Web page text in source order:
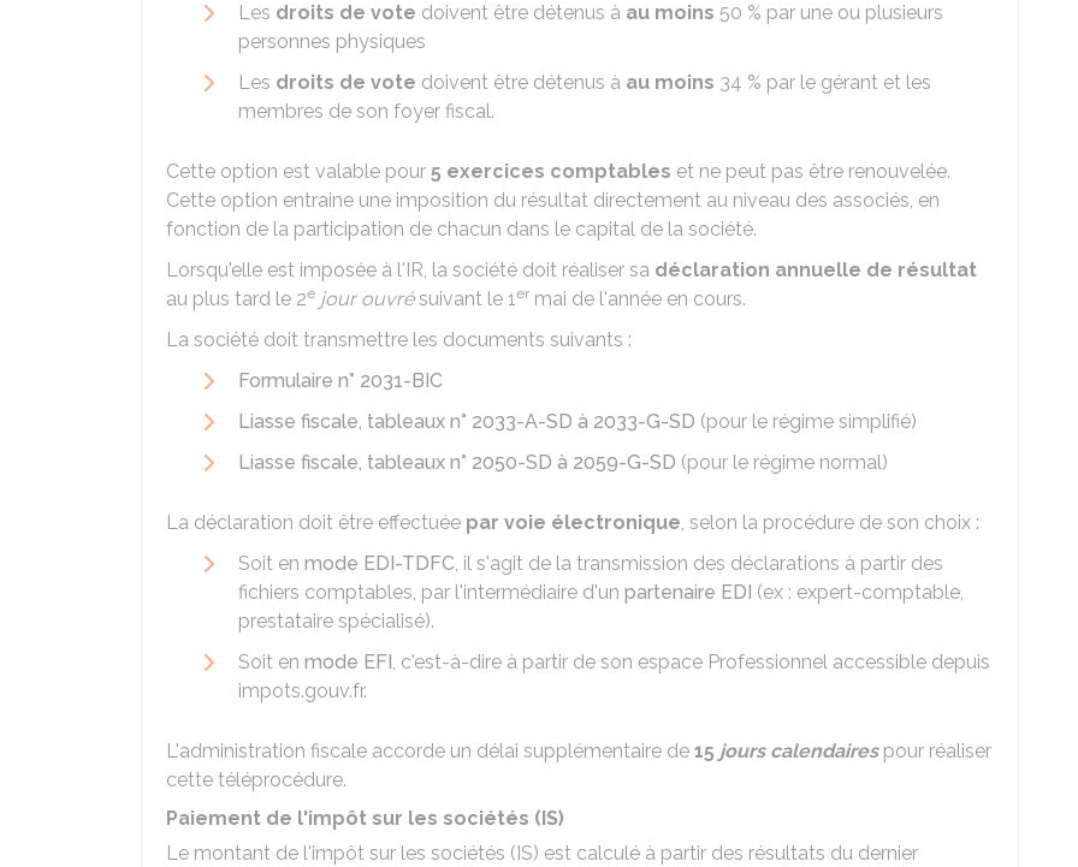
Les droits de vote doivent être détenus à au moins 50 % par une ou plusieurs
personnes physiques
Les droits de vote doivent être détenus à au moins 34 % par le gérant et les
membres de son foyer fiscal.
Cette option est valable pour 5 exercices comptables et ne peut pas être renouvelée.
Cette option entraine une imposition du résultat directement au niveau des associés, en
fonction de la participation de chacun dans le capital de la société.
Lorsqu'elle est imposée à l'IR, la société doit réaliser sa déclaration annuelle de résultat
au plus tard le 2e jour ouvrésuivant le 1er mai de l'année en cours.
La société doit transmettre les documents suivants :
Formulaire n° 2031-BIC
Liasse fiscale, tableaux n° 2033-A-SD à 2033-G-SD (pour le régime simplifié)
Liasse fiscale, tableaux n° 2050-SD à 2059-G-SD (pour le régime normal)
La déclaration doit être effectuée par voie électronique, selon la procédure de son choix :
Soit en mode EDI-TDFC, il s'agit de la transmission des déclarations à partir des
fichiers comptables, par l'intermédiaire d'un partenaire EDI (ex : expert-comptable,
prestataire spécialisé).
Soit en mode EFI, c'est-à-dire à partir de son espace Professionnel accessible depuis
impots.gouv.fr.
L'administration fiscale accorde un délai supplémentaire de 15 jours calendaires pour réaliser
cette téléprocédure.
Paiement de l'impôt sur les sociétés (IS)
Le montant de l'impôt sur les sociétés (IS) est calculé à partir des résultats du dernier